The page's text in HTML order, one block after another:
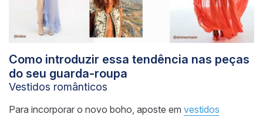
Como introduzir essa tendência nas peças
do seu guarda-roupa
Vestidos românticos
Para incorporar o novo boho, aposte em vestidos